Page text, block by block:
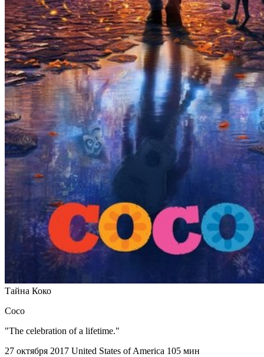
Тайна Коко
Coco
"The celebration of a lifetime."
27 октября 2017 United States of America 105 мин